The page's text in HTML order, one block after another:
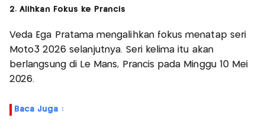
2. Alihkan Fokus ke Prancis
Veda Ega Pratama mengalihkan fokus menatap seri
Moto3 2026 selanjutnya. Seri kelima itu akan
berlangsung di Le Mans, Prancis pada Minggu 10 Mei
2026.
Baca Juga :